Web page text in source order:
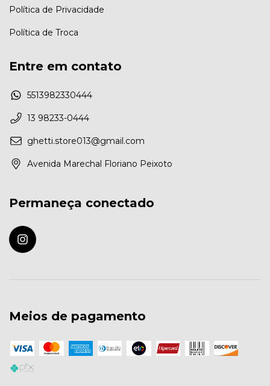
Política de Privacidade
Política de Troca
Entre em contato
5513982330444
13 98233-0444
ghetti.store013@gmail.com
Avenida Marechal Floriano Peixoto
Permaneça conectado
Meios de pagamento